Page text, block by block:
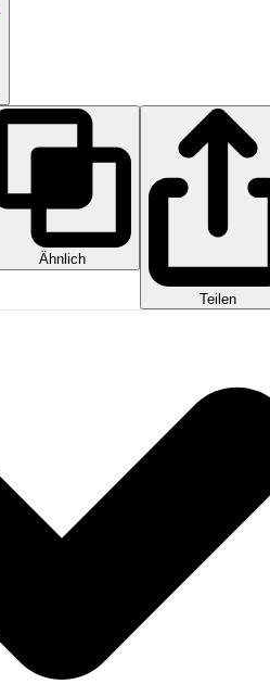
Ähnlich
Teilen